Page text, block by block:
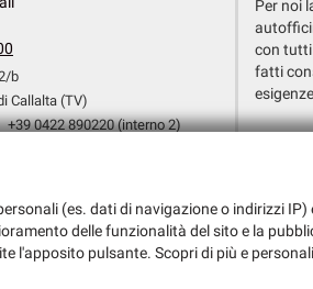
b
Callalta (TV)
+39 0422 890220 (interno 2)
Per noi
con tutti
fatti
C.F/
Registro
(es. dati di navigazione o indirizzi
delle funzionalità del sito e la
l'apposito pulsante. Scopri di più e